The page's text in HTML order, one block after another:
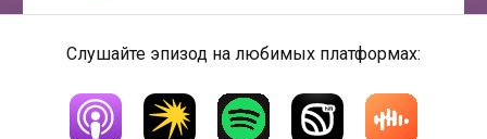
Слушайте эпизод на любимых платформах: